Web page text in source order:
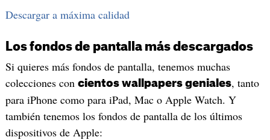
Descargar a máxima calidad
Los fondos de pantalla más descargados
Si quieres más fondos de pantalla, tenemos muchas
colecciones con cientos wallpapers geniales, tanto
para iPhone como para iPad, Mac o Apple Watch. Y
también tenemos los fondos de pantalla de los últimos
dispositivos de Apple: